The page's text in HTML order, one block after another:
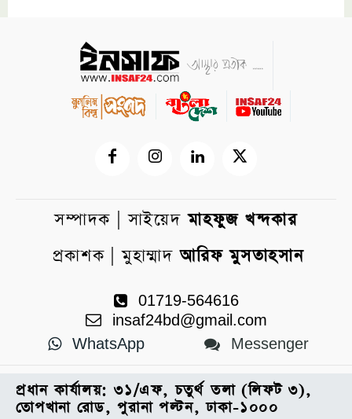
সম্পাদক | সাইয়েদমাহফুজ খন্দকার
প্রকাশক | মুহাম্মাদআরিফ মুসতাহসান
01719-564616
insaf24bd@gmail.com
WhatsApp
Messenger
প্রধান কার্যালয়: ৩১/এফ, চতুর্থ তলা (লিফট ৩),
তোপখানা রোড, পুরানা পল্টন, ঢাকা-১০০০